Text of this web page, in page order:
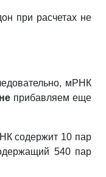
при расчетах не
мРНК
не прибавляем еще
содержит 10 пар
540 пар